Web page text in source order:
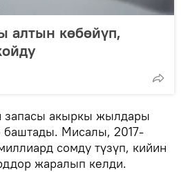
алтын көбөйүп,
запасы акыркы жылдары
баштады. Мисалы, 2017-
сомду түзүп, кийин
жаралып келди.